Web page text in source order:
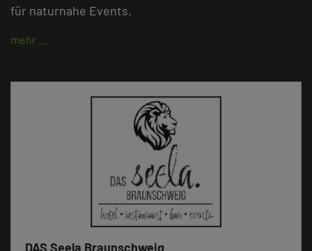
für naturnahe Events.
mehr …
DAS Seela Braunschweig